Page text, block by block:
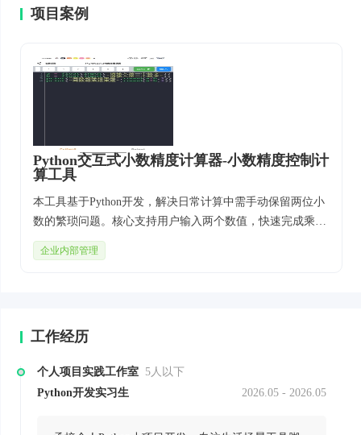
项目案例
Python交互式小数精度计算器-小数精度控制计
算工具
本工具基于Python开发，解决日常计算中需手动保留两位小
数的繁琐问题。核心支持用户输入两个数值，快速完成乘除
运算并自动将结果四舍五入保留两位小数，操作流程简单直
观，可用于财务核算、日常数据统计等场景，帮助提升计算
企业内部管理
工作经历
个人项目实践工作室 5人以下
Python开发实习生
2026.05 - 2026.05